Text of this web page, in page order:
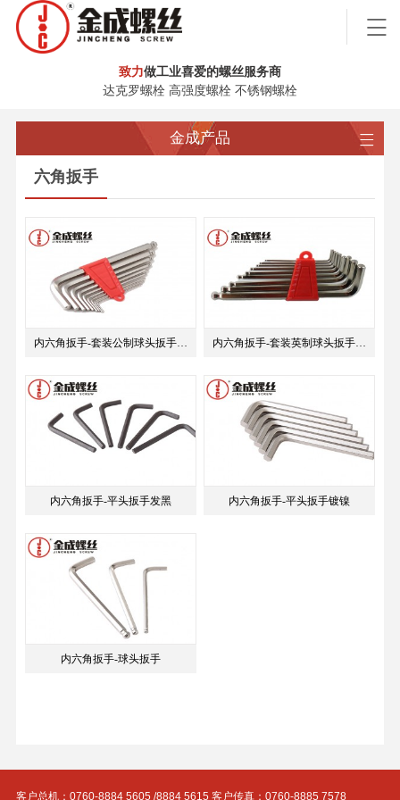
致力做工业喜爱的螺丝服务商
达克罗螺栓 高强度螺栓 不锈钢螺栓
金成产品
六角扳手
内六角扳手-套装公制球头扳手9支装 内六角扳手-套装英制球头扳手9支装
内六角扳手-平头扳手发黑 内六角扳手-平头扳手镀镍
内六角扳手-球头扳手
客户总机：0760-8884 5605 /8884 5615 客户传真：0760-8885 7578